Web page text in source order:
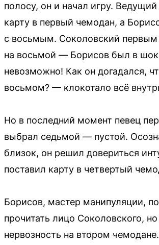
полосу, он и начал игру.
карту в первый чемодан, а
с восьмым. Соколовский первым
на восьмой — Борисов был в
невозможно! Как он догадался,
восьмом? — клокотало всё
Но в последний момент певец
выбрал седьмой — пустой.
близок, он решил довериться
поставил карту в четвертый
Борисов, мастер манипуляции,
прочитать лицо Соколовского,
нервозность на втором